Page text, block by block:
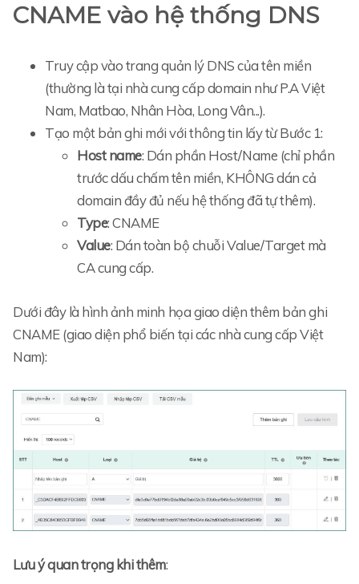
CNAME vào hệ thống DNS
Truy cập vào trang quản lý DNS của tên miền
(thường là tại nhà cung cấp domain như P.A Việt
Nam, Matbao, Nhân Hòa, Long Vân...).
Tạo một bản ghi mới với thông tin lấy từ Bước 1:
Host name: Dán phần Host/Name (chỉ phần
trước dấu chấm tên miền, KHÔNG dán cả
domain đầy đủ nếu hệ thống đã tự thêm).
Type: CNAME
Value: Dán toàn bộ chuỗi Value/Target mà
CA cung cấp.
Dưới đây là hình ảnh minh họa giao diện thêm bản ghi
CNAME (giao diện phổ biến tại các nhà cung cấp Việt
Nam):
Lưu ý quan trọng khi thêm: